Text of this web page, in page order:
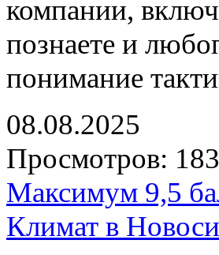
компании,
познаете и
понимание
08.08.2025
Просмотров: 183
Максимум 9,5
Климат в